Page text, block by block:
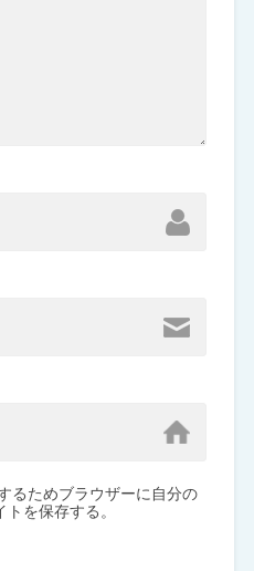
るためブラウザーに自分の
を保存する。